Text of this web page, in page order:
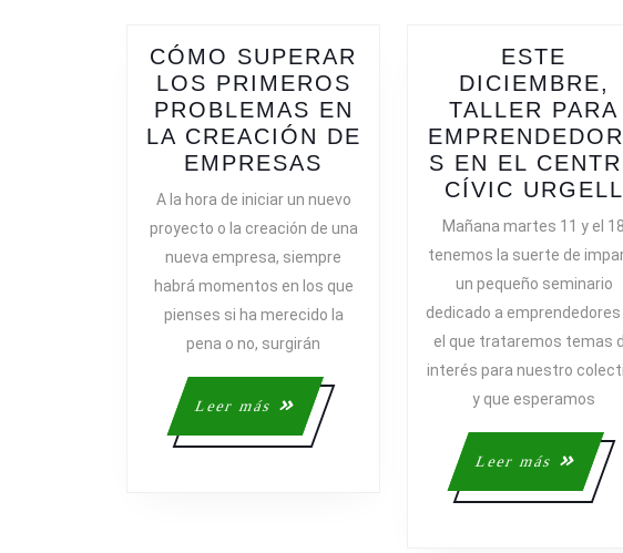
CÓMO SUPERAR
LOS PRIMEROS
PROBLEMAS EN
LA CREACIÓN DE
EMPRESAS
PRIMEROS
PROBLEMAS
EN
LA
CREACIÓN
DE
EMPRESAS
A la hora de iniciar un nuevo
proyecto o la creación de una
nueva empresa, siempre
habrá momentos en los que
pienses si ha merecido la
pena o no, surgirán
Leer más
Leer
más
ESTE
DICIEMBRE,
TALLER PARA
S EN EL
CÍVIC URGELL
Mañana martes 11 y el 18
tenemos la suerte de
un pequeño seminario
dedicado a emprendedores
el que trataremos temas
interés para nuestro
y que esperamos
Leer más
Leer
más